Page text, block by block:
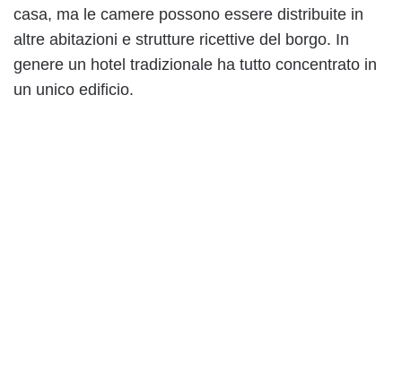
casa, ma le camere possono essere distribuite in
altre abitazioni e strutture ricettive del borgo. In
genere un hotel tradizionale ha tutto concentrato in
un unico edificio.